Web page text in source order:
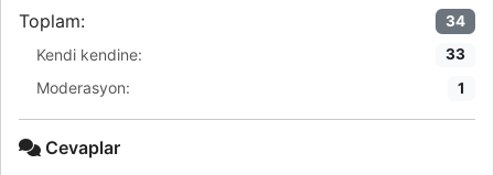
Toplam:
34
Kendi kendine: 33
Moderasyon: 1
Cevaplar